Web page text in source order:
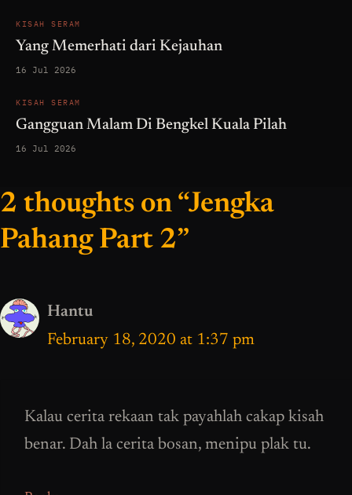
KISAH SERAM
Yang Memerhati dari Kejauhan
16 Jul 2026
KISAH SERAM
Gangguan Malam Di Bengkel Kuala Pilah
16 Jul 2026
2 thoughts on “Jengka
Pahang Part 2”
Hantu
February 18, 2020 at 1:37 pm
Kalau cerita rekaan tak payahlah cakap kisah
benar. Dah la cerita bosan, menipu plak tu.